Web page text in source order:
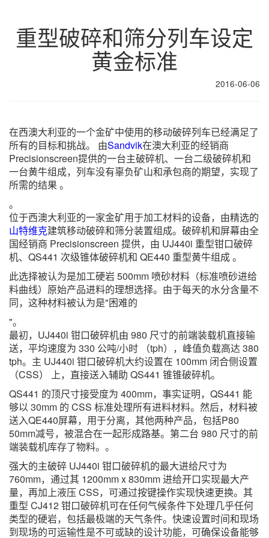
重型破碎和筛分列车设定
黄金标准
2016-06-06
在西澳大利亚的一个金矿中使用的移动破碎列车已经满足了
所有的目标和挑战。 由Sandvik在澳大利亚的经销商
Precisionscreen提供的一台主破碎机、一台二级破碎机和
一台黄牛组成，列车没有辜负矿山和承包商的期望，实现了
所需的结果 。
。
位于西澳大利亚的一家金矿用于加工材料的设备，由精选的
山特维克建筑移动破碎和筛分装置组成。破碎机和屏幕由全
国经销商 Precisionscreen 提供，由 UJ440i 重型钳口破碎
机、QS441 次级锥体破碎机和 QE440 重型黄牛组成 。
此选择被认为是加工硬岩 500mm 喷砂材料（标准喷砂进给
料曲线）原始产品进料的理想选择。由于每天的水分含量不
同，这种材料被认为是"困难的
"。
最初，UJ440i 钳口破碎机由 980 尺寸的前端装载机直接输
送，平均速度为 330 公吨/小时 （tph），峰值负载高达 380
tph。主 UJ440i 钳口破碎机大约设置在 100mm 闭合侧设置
（CSS） 上，直接送入辅助 QS441 锥锥破碎机。
QS441 的顶尺寸接受度为 400mm，事实证明，QS441 能
够以 30mm 的 CSS 标准处理所有进料材料。然后，材料被
送入QE440屏幕，用于分离，其他两种产品，包括P80
50mm减号，被混合在一起形成路基。第二台 980 尺寸的前
端装载机库存了物料。。
强大的主破碎 UJ440i 钳口破碎机的最大进给尺寸为
760mm，通过其 1200mm x 830mm 进给开口实现最大产
量，再加上液压 CSS，可通过按键操作实现快速更换。其
重型 CJ412 钳口破碎机可在任何气候条件下处理几乎任何
类型的硬岩，包括最极端的天气条件。快速设置时间和现场
到现场的可运输性是不可或缺的设计功能，可确保设备能够